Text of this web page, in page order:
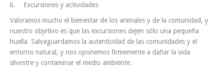
6. Excursiones y actividades
Valoramos mucho el bienestar de los animales y de la comunidad, y
nuestro objetivo es que las excursiones dejen sólo una pequeña
huella. Salvaguardamos la autenticidad de las comunidades y el
entorno natural, y nos oponemos firmemente a dañar la vida
silvestre y contaminar el medio ambiente.